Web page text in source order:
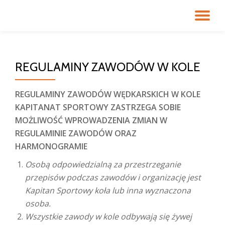
REGULAMINY ZAWODÓW W KOLE
REGULAMINY ZAWODÓW WĘDKARSKICH W KOLE
KAPITANAT SPORTOWY ZASTRZEGA SOBIE
MOŻLIWOŚĆ WPROWADZENIA ZMIAN W
REGULAMINIE ZAWODÓW ORAZ
HARMONOGRAMIE
Osobą odpowiedzialną za przestrzeganie
przepisów podczas zawodów i organizację jest
Kapitan Sportowy koła lub inna wyznaczona
osoba.
Wszystkie zawody w kole odbywają się żywej